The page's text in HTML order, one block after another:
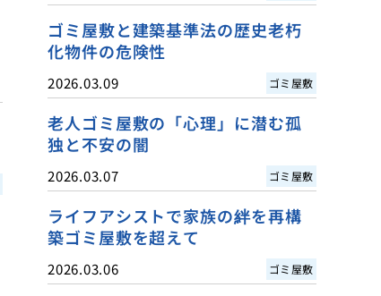
ゴミ屋敷と建築基準法の歴史老朽
化物件の危険性
2026.03.09 ゴミ屋敷
老人ゴミ屋敷の「心理」に潜む孤
独と不安の闇
2026.03.07 ゴミ屋敷
ライフアシストで家族の絆を再構
築ゴミ屋敷を超えて
2026.03.06 ゴミ屋敷